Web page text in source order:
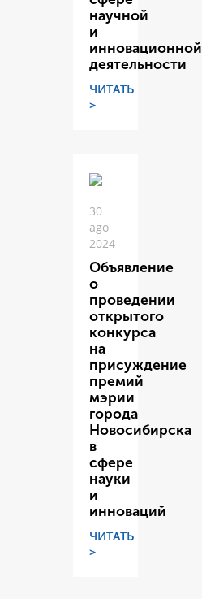
научной
и
инновационной
деятельности
ЧИТАТЬ
>
30
ago
2024
Объявление
о
проведении
открытого
конкурса
на
присуждение
премий
мэрии
города
Новосибирска
в
сфере
науки
и
инноваций
ЧИТАТЬ
>